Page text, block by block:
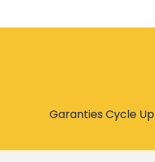
Garanties Cycle Up